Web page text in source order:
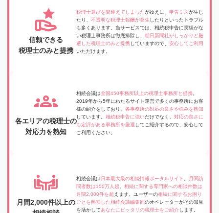
信頼できる
税理士のみと提携
税理士選びを間違えてしまったがゆえに、 申告ミスが生じ
たり、 不透明な税理士報酬が発生 したりといったトラブル
も多くあります。当サービスでは、相続税申告に実績がな
い税理士事務所は徹底排除し、 朝日新聞社がしっかりと厳
選した税理士のみと提携していますので、 安心してご利用
いただけます。
各エリアの税理士の
対応力を熟知
相続会議は全国450事務所以上の税理士事務所と提携
2019年から5年にわたるサイト運営で多くの事務所にお客
様の紹介をしており、 各事務所の対応の良さや強みを熟知
しています。 相続税申告に強いだけでなく、 対応の良さに
も定評がある事務所を厳選 してご紹介するので、安心して
ご利用ください。
月間2,000件以上の
相続会議は 日本最大級の相続情報ポータルサイト
月間訪
問者数は150万人超
相続に関する専門家への相談件数は
月間2,000件を超 えます。ユーザーの相続に関するお困り
ごとを熟知した相続会議編集部のオペレーターがその知見
を活かしてあなたにピッタリの税理士をご紹介 します。